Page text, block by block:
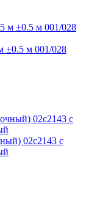
±0.5 м 001/028
02с2143 с